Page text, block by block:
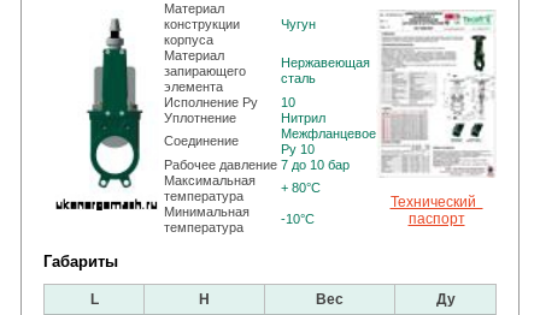
Материал
конструкции
корпуса
Чугун
Материал
запирающего
элемента
Нержавеющая
сталь
Исполнение Ру
10
Уплотнение
Нитрил
Cоединение
Межфланцевое
Pу 10
Рабочее давление 7 до 10 бар
Максимальная
температура
+ 80°C
Минимальная
температура
-10°C
Технический
паспорт
Габариты
L H Вес Ду